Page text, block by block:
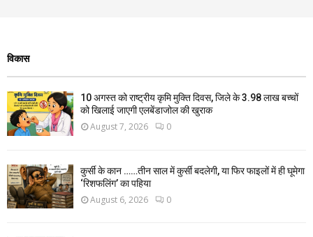
विकास
10 अगस्त को राष्ट्रीय कृमि मुक्ति दिवस, जिले के 3.98 लाख बच्चों
को खिलाई जाएगी एलबेंडाजोल की खुराक
August 7, 2026 0
कुर्सी के कान ……तीन साल में कुर्सी बदलेगी, या फिर फाइलों में ही घूमेगा
‘रिशफलिंग’ का पहिया
August 6, 2026 0